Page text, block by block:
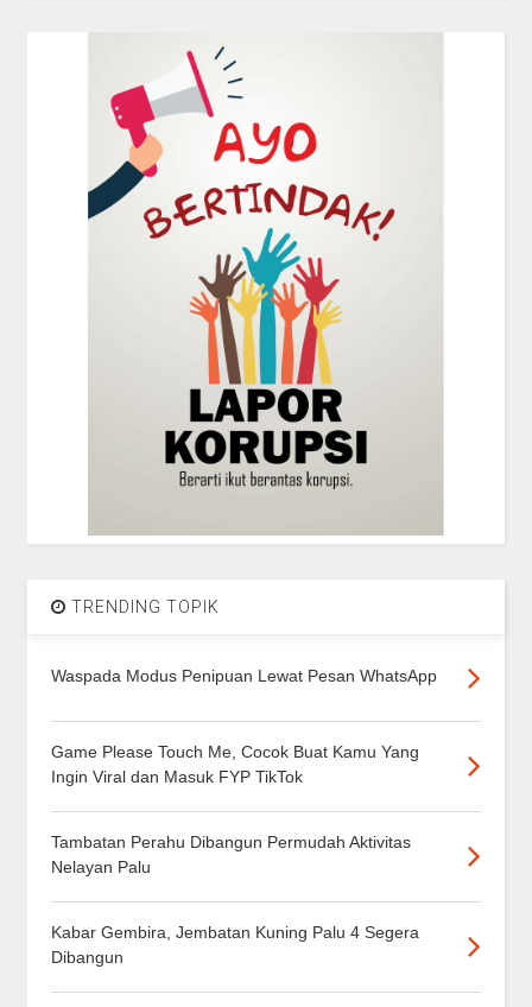
TRENDING TOPIK
Waspada Modus Penipuan Lewat Pesan WhatsApp
Game Please Touch Me, Cocok Buat Kamu Yang
Ingin Viral dan Masuk FYP TikTok
Tambatan Perahu Dibangun Permudah Aktivitas
Nelayan Palu
Kabar Gembira, Jembatan Kuning Palu 4 Segera
Dibangun